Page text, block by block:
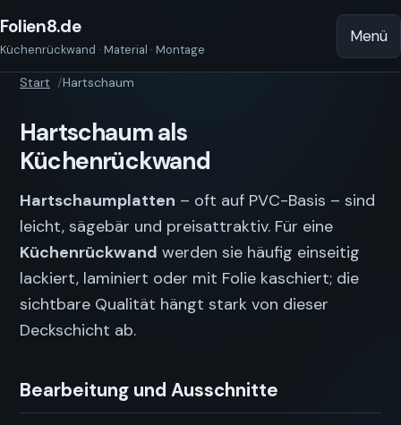
Folien8.de
Küchenrückwand · Material · Montage
Menü
Start Hartschaum
Hartschaum als
Küchenrückwand
Hartschaumplatten – oft auf PVC-Basis – sind
leicht, sägebär und preisattraktiv. Für eine
Küchenrückwand werden sie häufig einseitig
lackiert, laminiert oder mit Folie kaschiert; die
sichtbare Qualität hängt stark von dieser
Deckschicht ab.
Bearbeitung und Ausschnitte